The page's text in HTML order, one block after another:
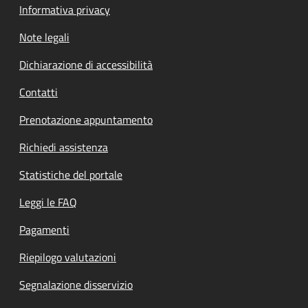
Informativa privacy
Note legali
Dichiarazione di accessibilità
Contatti
Prenotazione appuntamento
Richiedi assistenza
Statistiche del portale
Leggi le FAQ
Pagamenti
Riepilogo valutazioni
Segnalazione disservizio